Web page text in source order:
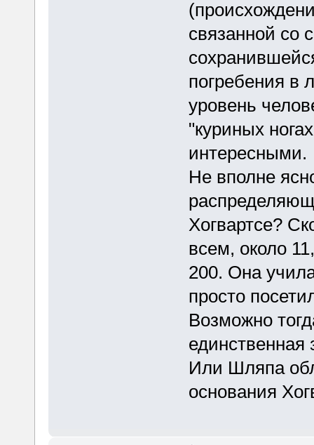
связанной со
погребения в
уровень
"куриных
интересными.
Не вполне
Хогвартсе?
всем, около
200. Она
просто
Возможно
Или Шляпа
основания